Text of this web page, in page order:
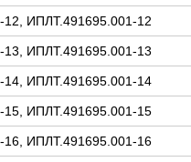
12, ИПЛТ.491695.001-12
13, ИПЛТ.491695.001-13
14, ИПЛТ.491695.001-14
15, ИПЛТ.491695.001-15
16, ИПЛТ.491695.001-16